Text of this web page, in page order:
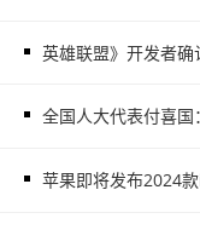
英雄联盟》开发者
全国人大代表付喜
苹果即将发布2024